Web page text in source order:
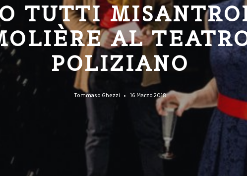
TUTTI
AL
POLIZIANO
Tommaso Ghezzi 16 Marzo 2018